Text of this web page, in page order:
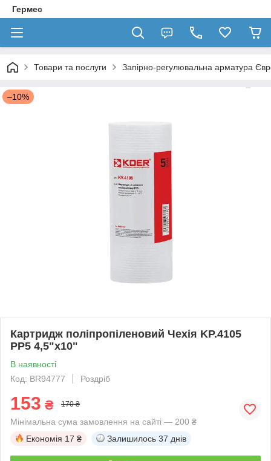
Гермес
Товари та послуги Запірно-регулювальна арматура
–10%
Картридж поліпропіленовий Чехія KP.4105
PP5 4,5"x10"
В наявності
Код: BR94777
Роздріб
153 ₴ 170 ₴
Мінімальна сума замовлення на сайті — 200 ₴
Економія 17 ₴ Залишилось 37 днів